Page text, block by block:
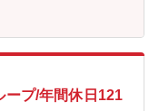
ープ/年間休日121